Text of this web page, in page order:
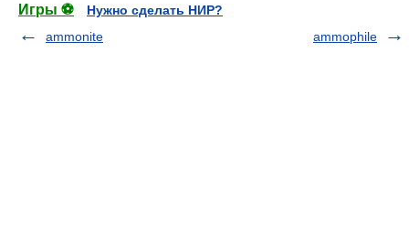
Игры ⚽
Нужно сделать НИР?
ammonite
ammophile